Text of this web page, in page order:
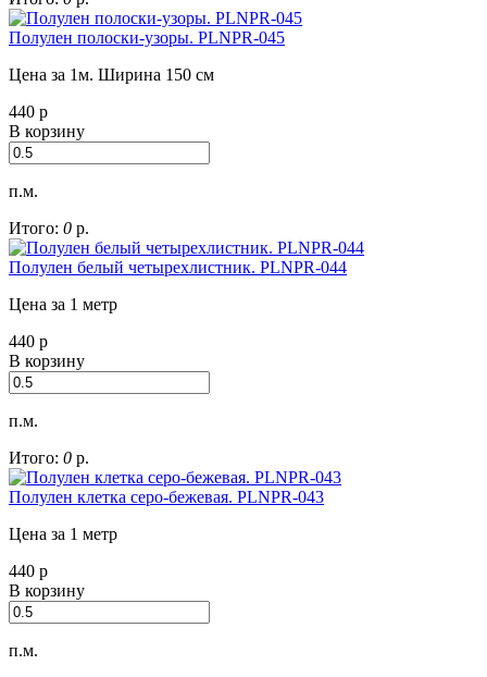
Полулен полоски-узоры. PLNPR-045
Цена за 1м. Ширина 150 см
440 р
В корзину
п.м.
Итого: 0 р.
Полулен белый четырехлистник. PLNPR-044
Цена за 1 метр
440 р
В корзину
п.м.
Итого: 0 р.
Полулен клетка серо-бежевая. PLNPR-043
Цена за 1 метр
440 р
В корзину
п.м.